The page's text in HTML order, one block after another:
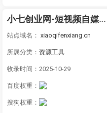
小七创业网-短视频自媒体创业项目资源网
站点域名： xiaoqifenxiang.cn
所属分类： 资源工具
收录时间：2025-10-29
百度权重：
搜狗权重：